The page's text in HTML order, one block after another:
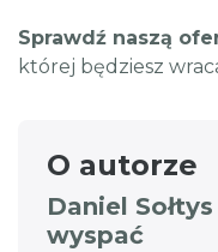
Sprawdź naszą
której będziesz
O autorze
Daniel
wyspać